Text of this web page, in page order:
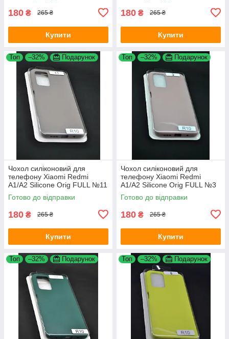
180 ₴ 265 ₴
Купити
180 ₴ 265 ₴
Купити
Топ –32% Подарунок
Чохол силіконовий для
телефону Xiaomi Redmi
A1/A2 Silicone Orig FULL №11
Dark Olive 4you
Готово до відправки
180 ₴ 265 ₴
Купити
Топ –32% Подарунок
Чохол силіконовий для
телефону Xiaomi Redmi
A1/A2 Silicone Orig FULL №3
Pink sand 4you
Готово до відправки
180 ₴ 265 ₴
Купити
Топ –32% Подарунок Топ –32% Подарунок